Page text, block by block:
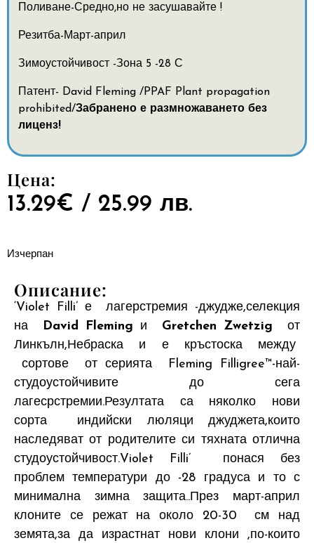
Поливане-Средно,но не засушавайте !
Резитба-Март-април
Зимоустойчивост -Зона 5 -28 С
Патент- David Fleming /PPAF Plant propagation
prohibited/Забранено е размножаването без
лиценз!
Цена:
13.29€ / 25.99 лв.
Изчерпан
Описание:
‘Violet Filli’ е лагерстремия -джудже,селекция
на
David Fleming и Gretchen Zwetzig
от
Линкълн,Небраска и е кръстоска между
сортове от серията Fleming Filligree™-най-
студоустойчивите до сега
лагесрстремии.Резултата са няколко нови
сорта индийски люляци джуджета,които
наследяват от родителите си тяхната отлична
студоустойчивост.Violet Filli’ понася без
проблем температури до -28 градуса и то с
минимална зимна защита..През март-април
клоните се режат на около 20-30 см над
земята,за да израстнат нови клони ,по-които